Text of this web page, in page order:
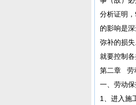
分析证明
的影响是
弥补的损
就要控制
第二章 劳
一、劳动保
1、进入施